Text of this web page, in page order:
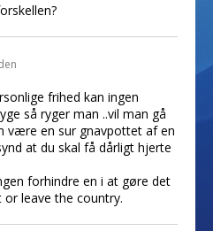
frihed kan ingen
så ryger man ..vil man gå
være en sur gnavpottet af en
at du skal få dårligt hjerte
forhindre en i at gøre det
or leave the country.